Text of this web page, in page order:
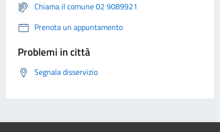
Chiama il comune 02 9089921
Prenota un appuntamento
Problemi in città
Segnala disservizio